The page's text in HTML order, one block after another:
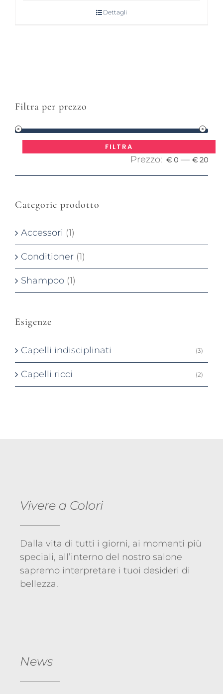
Dettagli
Filtra per prezzo
FILTRA
Prezzo: € 0 — € 20
Categorie prodotto
Accessori (1)
Conditioner (1)
Shampoo (1)
Esigenze
Capelli indisciplinati (3)
Capelli ricci (2)
Vivere a Colori
Dalla vita di tutti i giorni, ai momenti più
speciali, all’interno del nostro salone
sapremo interpretare i tuoi desideri di
bellezza.
News